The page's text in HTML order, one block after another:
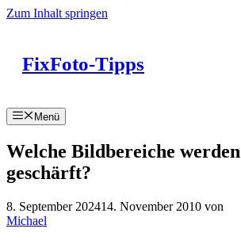
Zum Inhalt springen
FixFoto-Tipps
Menü
Welche Bildbereiche werden
geschärft?
8. September 202414. November 2010 von
Michael